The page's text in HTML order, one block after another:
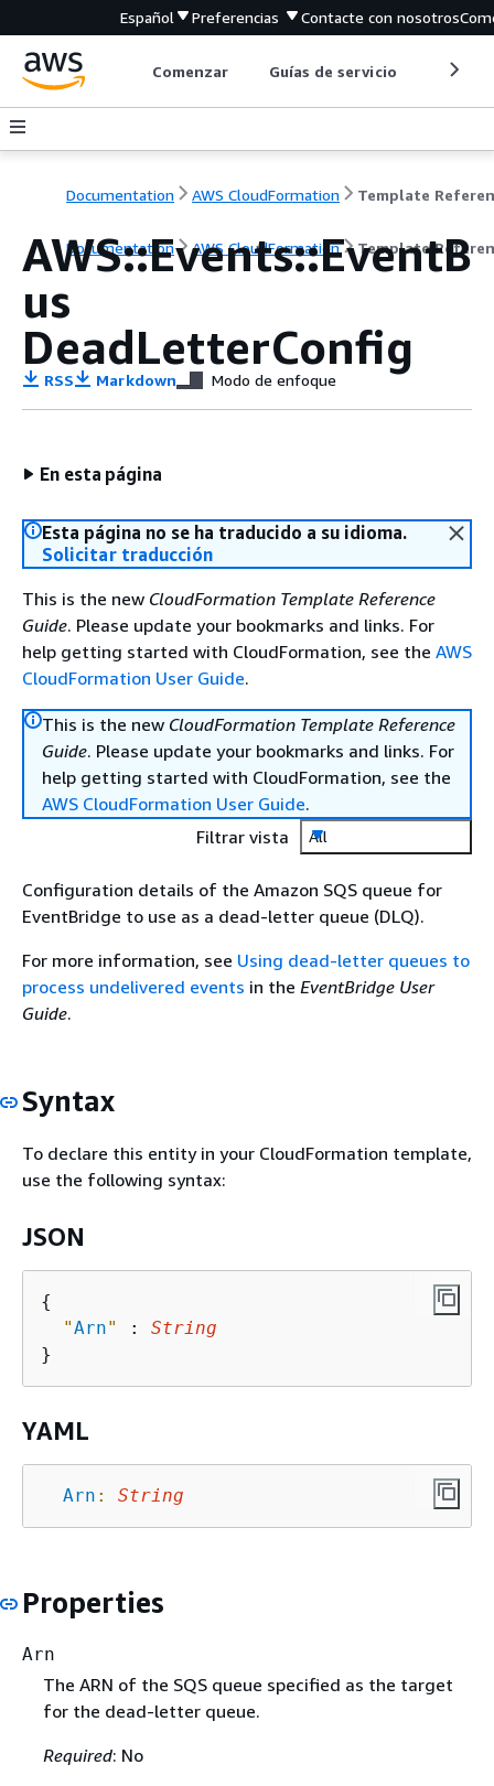
Español Preferencias Contacte con nosotros
Comenzar Guías de servicio
Documentation AWS CloudFormation Template
Documentation AWS CloudFormation Template
AWS::Events::EventB
us
DeadLetterConfig
RSS Markdown Modo de enfoque
En esta página
Esta página no se ha traducido a su idioma.
Solicitar traducción
This is the new CloudFormation Template Reference
Guide. Please update your bookmarks and links. For
help getting started with CloudFormation, see the AWS
CloudFormation User Guide.
This is the new CloudFormation Template Reference
Guide. Please update your bookmarks and links. For
help getting started with CloudFormation, see the
AWS CloudFormation User Guide.
Filtrar vista
All
Configuration details of the Amazon SQS queue for
EventBridge to use as a dead-letter queue (DLQ).
For more information, see Using dead-letter queues to
process undelivered events in the EventBridge User
Guide.
Syntax
To declare this entity in your CloudFormation template,
use the following syntax:
JSON
{
"Arn" : String
YAML
Arn : String
Properties
Arn
The ARN of the SQS queue specified as the target
for the dead-letter queue.
Required: No